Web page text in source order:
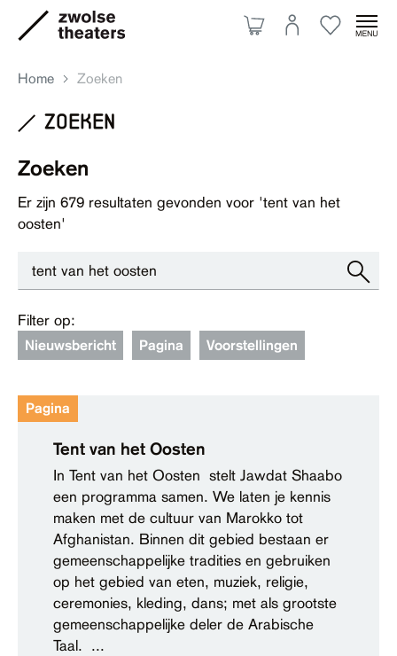
Aanbod
Je bezoek
Over ons
Eten & drinken
Contact
Toegankelijkheid
Home Zoeken
zoeken
Zoeken
Er zijn 679 resultaten gevonden voor 'tent van het
oosten'
Filter op:
Nieuwsbericht Pagina Voorstellingen
Pagina
Tent van het Oosten
In Tent van het Oosten stelt Jawdat Shaabo
een programma samen. We laten je kennis
maken met de cultuur van Marokko tot
Afghanistan. Binnen dit gebied bestaan er
gemeenschappelijke tradities en gebruiken
op het gebied van eten, muziek, religie,
ceremonies, kleding, dans; met als grootste
gemeenschappelijke deler de Arabische
Taal. ...